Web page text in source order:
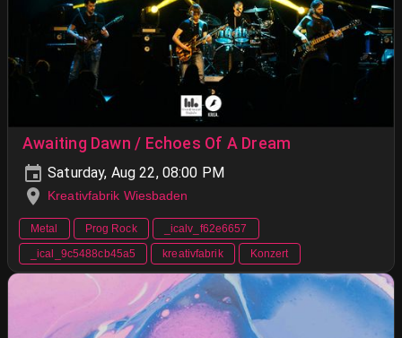
Awaiting Dawn / Echoes Of A Dream
Saturday, Aug 22, 08:00 PM
Kreativfabrik Wiesbaden
Metal Prog Rock
_icalv_f62e6657
_ical_9c5488cb45a5
kreativfabrik Konzert